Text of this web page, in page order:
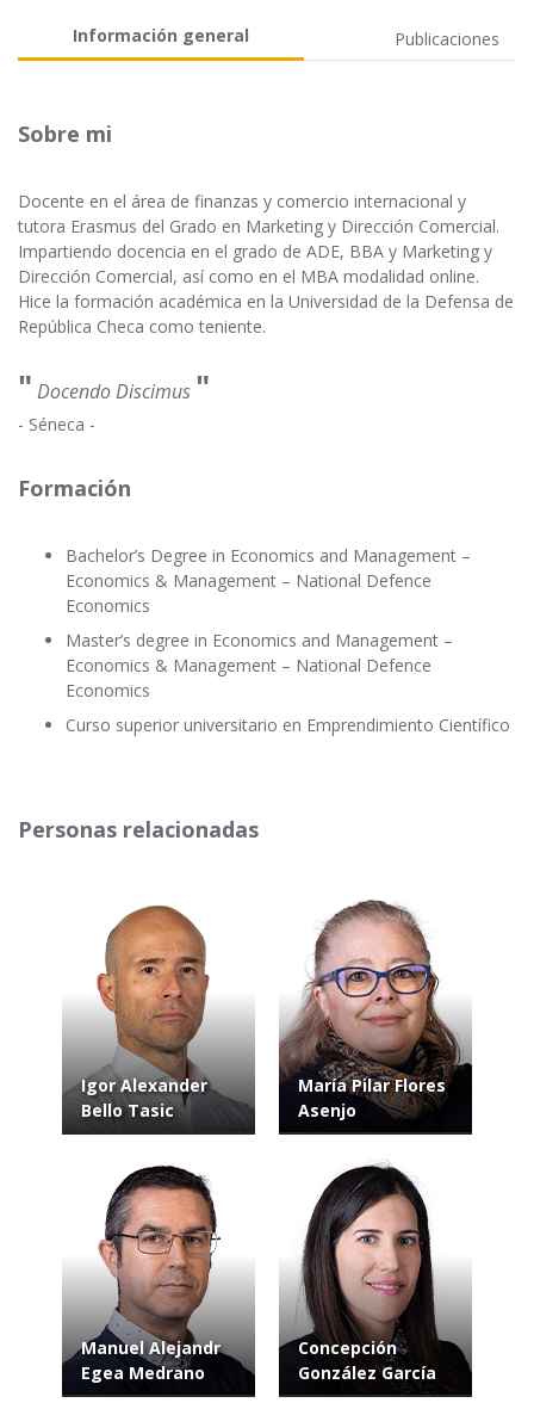
Información general Publicaciones
Sobre mi
Docente en el área de finanzas y comercio internacional y
tutora Erasmus del Grado en Marketing y Dirección Comercial.
Impartiendo docencia en el grado de ADE, BBA y Marketing y
Dirección Comercial, así como en el MBA modalidad online.
Hice la formación académica en la Universidad de la Defensa de
República Checa como teniente.
" Docendo Discimus "
- Séneca -
Formación
Bachelor’s Degree in Economics and Management –
Economics & Management – National Defence
Economics
Master’s degree in Economics and Management –
Economics & Management – National Defence
Economics
Curso superior universitario en Emprendimiento Científico
Personas relacionadas
Igor Alexander
Bello Tasic
María Pilar Flores
Asenjo
Manuel Alejandr
Egea Medrano
Concepción
González García